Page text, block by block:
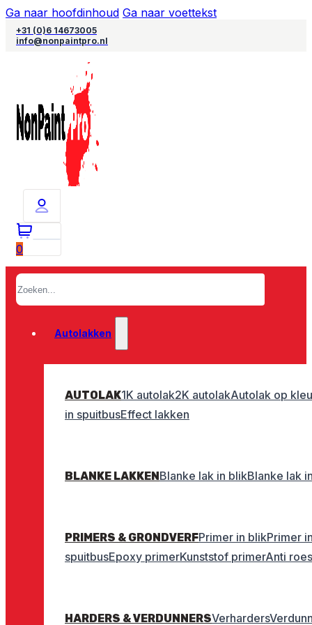
Ga naar hoofdinhoud Ga naar voettekst
+31 (0)6 14673005
info@nonpaintpro.nl
0
Zoeken
Autolakken
AUTOLAK1K autolak2K autolakAutolak op
in spuitbusEffect lakken
BLANKE LAKKENBlanke lak in blikBlanke lak
PRIMERS & GRONDVERFPrimer in blikPrimer
spuitbusEpoxy primerKunststof primerAnti
HARDERS & VERDUNNERSVerharders